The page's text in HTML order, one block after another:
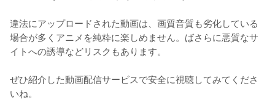
違法にアップロードされた動画は、画質音質も劣化している
場合が多くアニメを純粋に楽しめません。ばさらに悪質なサ
イトへの誘導などリスクもあります。
ぜひ紹介した動画配信サービスで安全に視聴してみてくださ
いね。